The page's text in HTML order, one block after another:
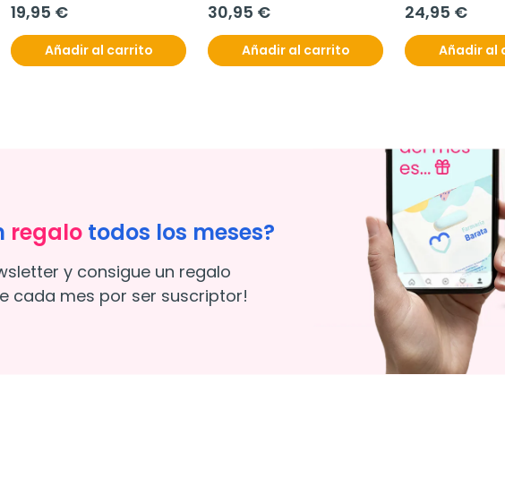
19,95 €
Añadir al carrito
30,95 €
Añadir al carrito
24,95 €
Añadir al
regalo todos los meses?
y consigue un regalo
cada mes por ser suscriptor!